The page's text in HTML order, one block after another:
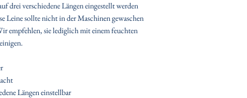
drei verschiedene Längen eingestellt werden
Leine sollte nicht in der Maschinen gewaschen
empfehlen, sie lediglich mit einem feuchten
Längen einstellbar